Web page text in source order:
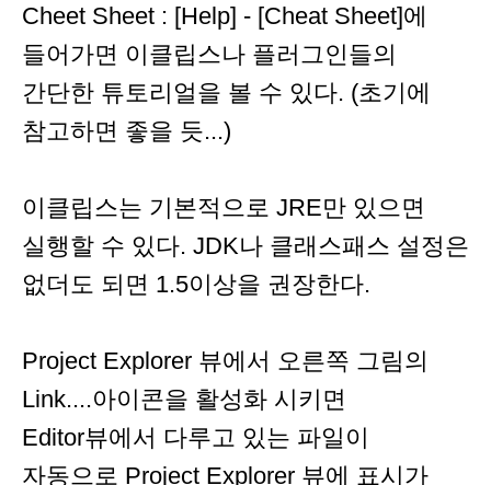
Cheet Sheet : [Help] - [Cheat Sheet]에
들어가면 이클립스나 플러그인들의
간단한 튜토리얼을 볼 수 있다. (초기에
참고하면 좋을 듯...)
이클립스는 기본적으로 JRE만 있으면
실행할 수 있다. JDK나 클래스패스 설정은
없더도 되면 1.5이상을 권장한다.
Project Explorer 뷰에서 오른쪽 그림의
Link....아이콘을 활성화 시키면
Editor뷰에서 다루고 있는 파일이
자동으로 Project Explorer 뷰에 표시가